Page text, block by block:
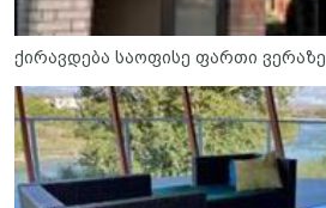
ქირავდება საოფისე ფართი ვერაზე